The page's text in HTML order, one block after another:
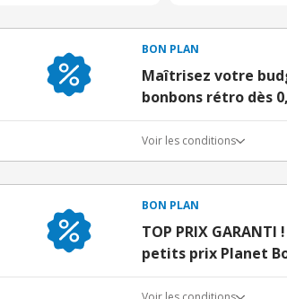
BON PLAN
Maîtrisez votre
bonbons rétro dès
Voir les conditions
BON PLAN
TOP PRIX
petits prix Planet